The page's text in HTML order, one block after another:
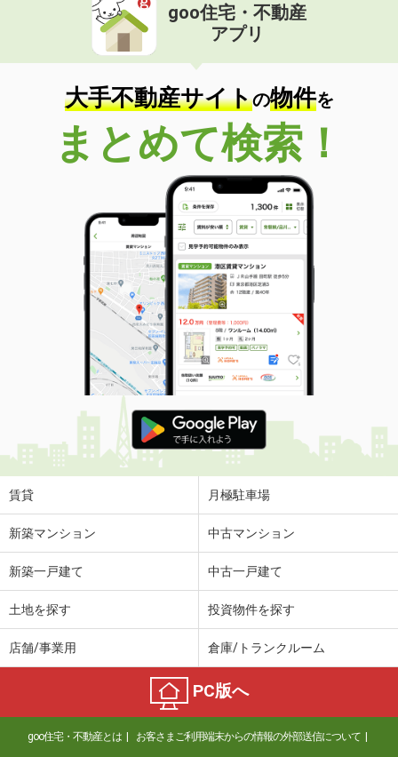
goo住宅・不動産
アプリ
大手不動産サイトの物件を
まとめて検索！
賃貸 月極駐車場
新築マンション 中古マンション
新築一戸建て 中古一戸建て
土地を探す 投資物件を探す
店舗/事業用 倉庫/トランクルーム
PC版へ
goo住宅・不動産とは お客さまご利用端末からの情報の外部送信について